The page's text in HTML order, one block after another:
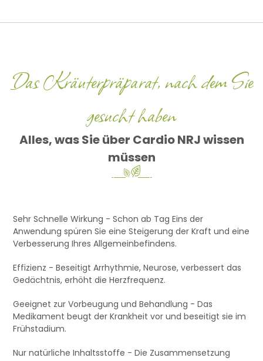
Das Kräuterpräparat, nach dem Sie
gesucht haben
Alles, was Sie über Cardio NRJ wissen
müssen
Sehr Schnelle Wirkung - Schon ab Tag Eins der
Anwendung spüren Sie eine Steigerung der Kraft und eine
Verbesserung Ihres Allgemeinbefindens.
Effizienz - Beseitigt Arrhythmie, Neurose, verbessert das
Gedächtnis, erhöht die Herzfrequenz.
Geeignet zur Vorbeugung und Behandlung - Das
Medikament beugt der Krankheit vor und beseitigt sie im
Frühstadium.
Nur natürliche Inhaltsstoffe - Die Zusammensetzung